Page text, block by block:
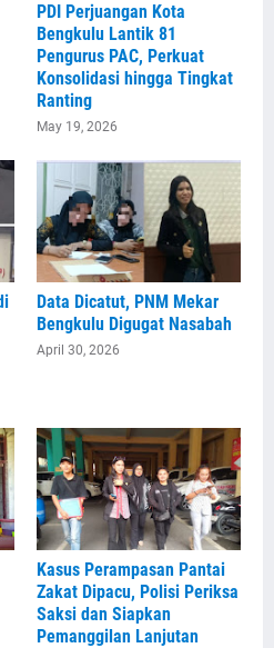
PDI Perjuangan Kota
Bengkulu Lantik 81
Pengurus PAC, Perkuat
Konsolidasi hingga Tingkat
Ranting
May 19, 2026
Data Dicatut, PNM Mekar
Bengkulu Digugat Nasabah
April 30, 2026
Kasus Perampasan Pantai
Zakat Dipacu, Polisi Periksa
Saksi dan Siapkan
Pemanggilan Lanjutan